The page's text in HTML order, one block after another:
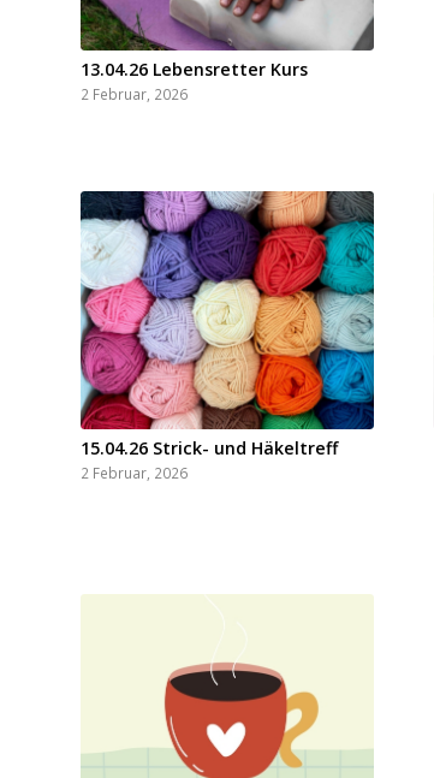
13.04.26 Lebensretter Kurs
2 Februar, 2026
15.04.26 Strick- und Häkeltreff
2 Februar, 2026